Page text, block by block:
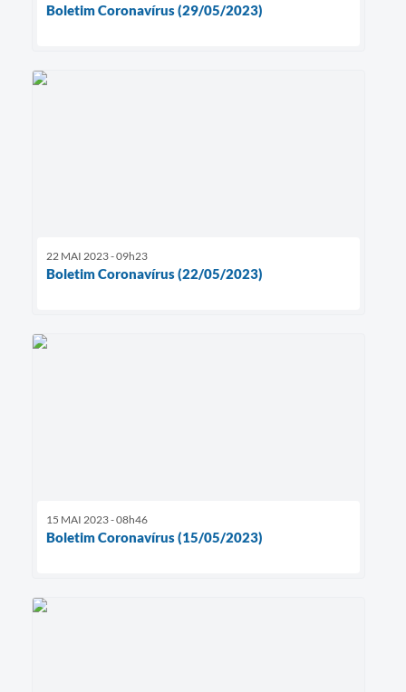
Boletim Coronavírus (29/05/2023)
22 MAI 2023 - 09h23
Boletim Coronavírus (22/05/2023)
15 MAI 2023 - 08h46
Boletim Coronavírus (15/05/2023)